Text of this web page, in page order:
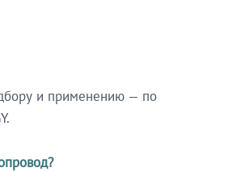
и применению — по